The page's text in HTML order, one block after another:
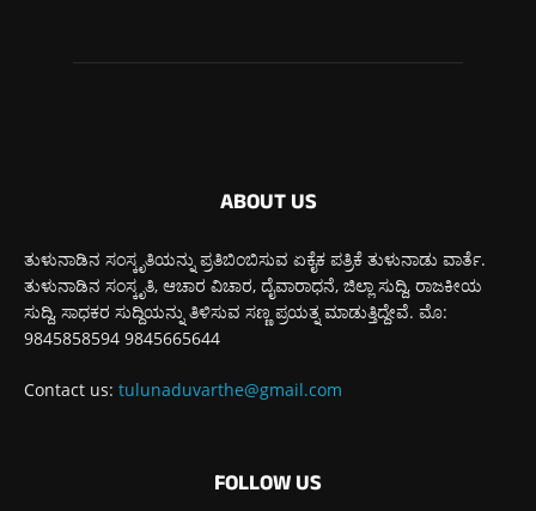
ABOUT US
ತುಳುನಾಡಿನ ಸಂಸ್ಕೃತಿಯನ್ನು ಪ್ರತಿಬಿಂಬಿಸುವ ಏಕೈಕ ಪತ್ರಿಕೆ ತುಳುನಾಡು ವಾರ್ತೆ.
ತುಳುನಾಡಿನ ಸಂಸ್ಕೃತಿ, ಆಚಾರ ವಿಚಾರ, ದೈವಾರಾಧನೆ, ಜಿಲ್ಲಾ ಸುದ್ದಿ, ರಾಜಕೀಯ
ಸುದ್ದಿ, ಸಾಧಕರ ಸುದ್ದಿಯನ್ನು ತಿಳಿಸುವ ಸಣ್ಣ ಪ್ರಯತ್ನ ಮಾಡುತ್ತಿದ್ದೇವೆ. ಮೊ:
9845858594 9845665644
Contact us: tulunaduvarthe@gmail.com
FOLLOW US